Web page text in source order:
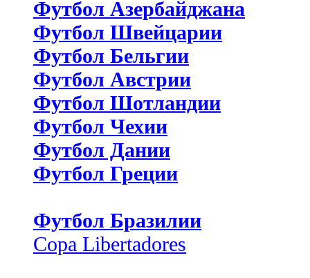
Футбол Азербайджана
Футбол Швейцарии
Футбол Бельгии
Футбол Австрии
Футбол Шотландии
Футбол Чехии
Футбол Дании
Футбол Греции
Футбол Бразилии
Copa Libertadores